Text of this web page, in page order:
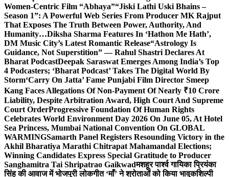
Women-Centric Film “Abhaya”“Jiski Lathi Uski Bhains –
Season 1”: A Powerful Web Series From Producer MK Rajput
That Exposes The Truth Between Power, Authority, And
Humanity…Diksha Sharma Features In ‘Hathon Me Hath’,
DM Music City’s Latest Romantic Release“Astrology Is
Guidance, Not Superstition” — Rahul Shastri Declares At
Bharat PodcastDeepak Saraswat Emerges Among India’s Top
4 Podcasters; ‘Bharat Podcast’ Takes The Digital World By
Storm‘Carry On Jatta’ Fame Punjabi Film Director Smeep
Kang Faces Allegations Of Non-Payment Of Nearly ₹10 Crore
Liability, Despite Arbitration Award, High Court And Supreme
Court OrderProgressive Foundation Of Human Rights
Celebrates World Environment Day 2026 On June 05, At Hotel
Sea Princess, Mumbai National Convention On GLOBAL
WARMINGSamarth Panel Registers Resounding Victory in the
Akhil Bharatiya Marathi Chitrapat Mahamandal Elections;
Winning Candidates Express Special Gratitude to Producer
Sanghamitra Tai Shripatrao Gaikwadमशहूर पार्श्व गायिका प्रियंका
सिंह की आवाज में भोजपुरी लोकगीत ‘माँ’ ने श्रोताओं को किया भावुकशिल्पी